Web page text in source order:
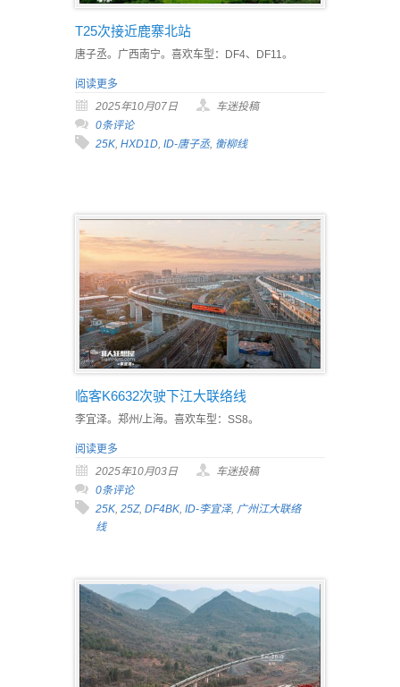
T25次接近鹿寨北站
唐子丞。广西南宁。喜欢车型：DF4、DF11。
阅读更多
2025年10月07日
车迷投稿
0条评论
25K HXD1D ID-唐子丞, 衡柳线
临客K6632次驶下江大联络线
李宜泽。郑州/上海。喜欢车型：SS8。
阅读更多
2025年10月03日
车迷投稿
0条评论
25K, 25Z, DF4BK, ID-李宜泽, 广州江大联络
线